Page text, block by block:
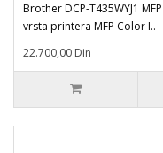
Brother DCP-T435WYJ1
vrsta printera MFP Color I..
22.700,00 Din